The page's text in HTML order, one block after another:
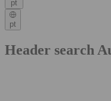
pt
pt
Header search